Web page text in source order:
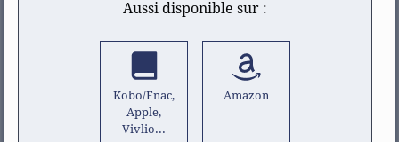
Aussi disponible sur :
Kobo/Fnac,
Apple,
Vivlio...
Amazon